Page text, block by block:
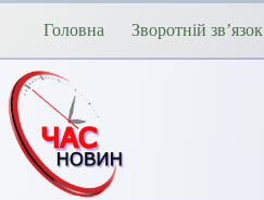
Перейти
Головна Зворотній зв’язок